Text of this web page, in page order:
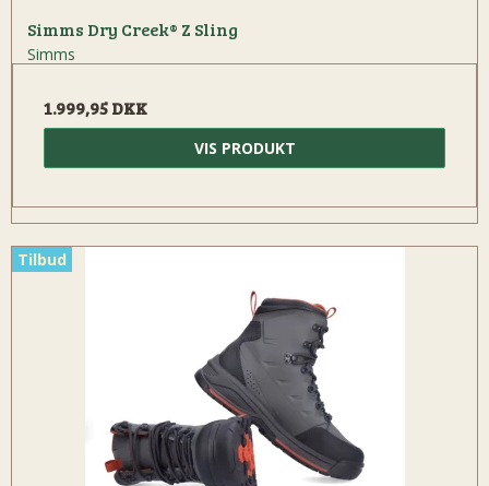
Simms Dry Creek® Z Sling
Simms
1.999,95 DKK
VIS PRODUKT
Tilbud